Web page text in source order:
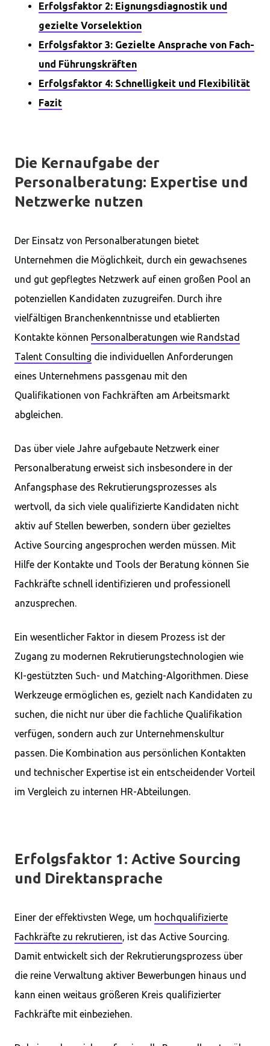
Erfolgsfaktor 2: Eignungsdiagnostik und
gezielte Vorselektion
Erfolgsfaktor 3: Gezielte Ansprache von Fach-
und Führungskräften
Erfolgsfaktor 4: Schnelligkeit und Flexibilität
Fazit
Die Kernaufgabe der
Personalberatung: Expertise und
Netzwerke nutzen
Der Einsatz von Personalberatungen bietet
Unternehmen die Möglichkeit, durch ein gewachsenes
und gut gepflegtes Netzwerk auf einen großen Pool an
potenziellen Kandidaten zuzugreifen. Durch ihre
vielfältigen Branchenkenntnisse und etablierten
Kontakte können Personalberatungen wie Randstad
Talent Consulting die individuellen Anforderungen
eines Unternehmens passgenau mit den
Qualifikationen von Fachkräften am Arbeitsmarkt
abgleichen.
Das über viele Jahre aufgebaute Netzwerk einer
Personalberatung erweist sich insbesondere in der
Anfangsphase des Rekrutierungsprozesses als
wertvoll, da sich viele qualifizierte Kandidaten nicht
aktiv auf Stellen bewerben, sondern über gezieltes
Active Sourcing angesprochen werden müssen. Mit
Hilfe der Kontakte und Tools der Beratung können Sie
Fachkräfte schnell identifizieren und professionell
anzusprechen.
Ein wesentlicher Faktor in diesem Prozess ist der
Zugang zu modernen Rekrutierungstechnologien wie
KI-gestützten Such- und Matching-Algorithmen. Diese
Werkzeuge ermöglichen es, gezielt nach Kandidaten zu
suchen, die nicht nur über die fachliche Qualifikation
verfügen, sondern auch zur Unternehmenskultur
passen. Die Kombination aus persönlichen Kontakten
und technischer Expertise ist ein entscheidender Vorteil
im Vergleich zu internen HR-Abteilungen.
Erfolgsfaktor 1: Active Sourcing
und Direktansprache
Einer der effektivsten Wege, um hochqualifizierte
Fachkräfte zu rekrutieren, ist das Active Sourcing.
Damit entwickelt sich der Rekrutierungsprozess über
die reine Verwaltung aktiver Bewerbungen hinaus und
kann einen weitaus größeren Kreis qualifizierter
Fachkräfte mit einbeziehen.